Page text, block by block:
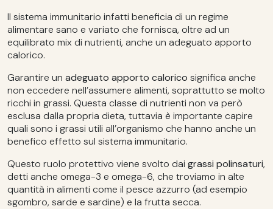
Il sistema immunitario infatti beneficia di un regime
alimentare sano e variato che fornisca, oltre ad un
equilibrato mix di nutrienti, anche un adeguato apporto
calorico.
Garantire un adeguato apporto calorico significa anche
non eccedere nell’assumere alimenti, soprattutto se molto
ricchi in grassi. Questa classe di nutrienti non va però
esclusa dalla propria dieta, tuttavia è importante capire
quali sono i grassi utili all’organismo che hanno anche un
benefico effetto sul sistema immunitario.
Questo ruolo protettivo viene svolto dai grassi polinsaturi,
detti anche omega-3 e omega-6, che troviamo in alte
quantità in alimenti come il pesce azzurro (ad esempio
sgombro, sarde e sardine) e la frutta secca.